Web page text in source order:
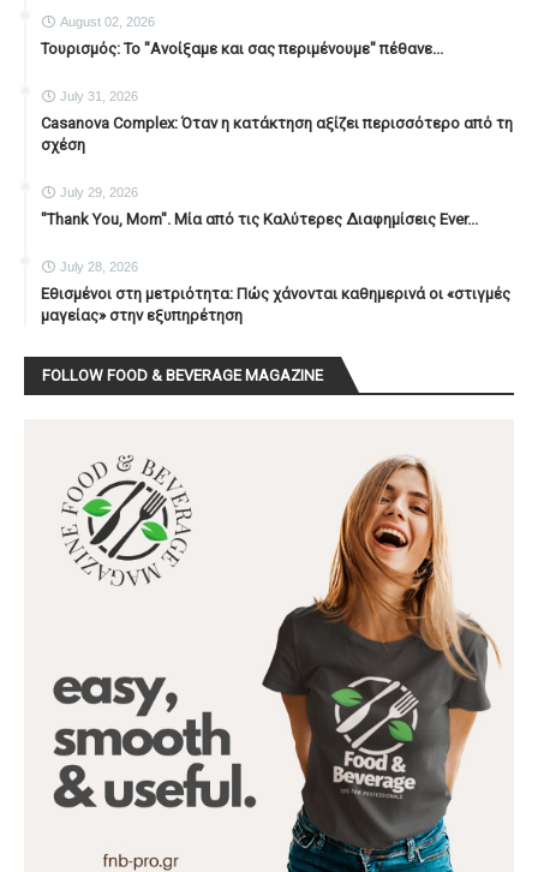
August 02, 2026
Τουρισμός: Το "Ανοίξαμε και σας περιμένουμε" πέθανε...
July 31, 2026
Casanova Complex: Όταν η κατάκτηση αξίζει περισσότερο από τη
σχέση
July 29, 2026
"Thank You, Mοm". Μία από τις Καλύτερες Διαφημίσεις Ever...
July 28, 2026
Εθισμένοι στη μετριότητα: Πώς χάνονται καθημερινά οι «στιγμές
μαγείας» στην εξυπηρέτηση
FOLLOW FOOD & BEVERAGE MAGAZINE